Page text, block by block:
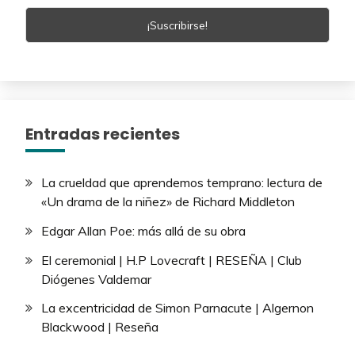
Entradas recientes
La crueldad que aprendemos temprano: lectura de
«Un drama de la niñez» de Richard Middleton
Edgar Allan Poe: más allá de su obra
El ceremonial | H.P Lovecraft | RESEÑA | Club
Diógenes Valdemar
La excentricidad de Simon Parnacute | Algernon
Blackwood | Reseña